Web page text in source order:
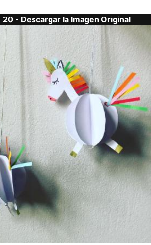
20 - Descargar la Imagen Original